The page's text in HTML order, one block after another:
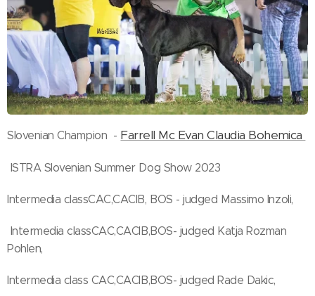
Slovenian Champion - Farrell Mc Evan Claudia Bohemica
ISTRA Slovenian Summer Dog Show 2023
Intermedia classCAC,CACIB, BOS - judged Massimo Inzoli,
Intermedia classCAC,CACIB,BOS- judged Katja Rozman
Pohlen,
Intermedia class CAC,CACIB,BOS- judged Rade Dakic,